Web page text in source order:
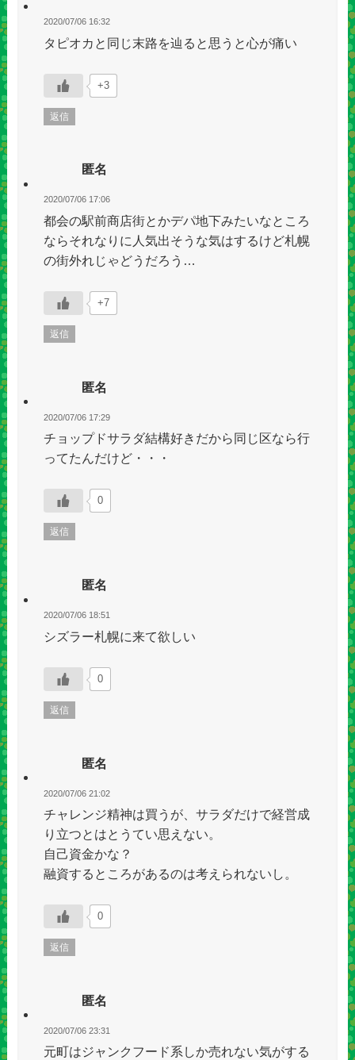
2020/07/06 16:32
タピオカと同じ末路を辿ると思うと心が痛い
+3
返信
匿名
2020/07/06 17:06
都会の駅前商店街とかデパ地下みたいなところ
ならそれなりに人気出そうな気はするけど札幌
の街外れじゃどうだろう…
+7
返信
匿名
2020/07/06 17:29
チョップドサラダ結構好きだから同じ区なら行
ってたんだけど・・・
0
返信
匿名
2020/07/06 18:51
シズラー札幌に来て欲しい
0
返信
匿名
2020/07/06 21:02
チャレンジ精神は買うが、サラダだけで経営成
り立つとはとうてい思えない。
自己資金かな？
融資するところがあるのは考えられないし。
0
返信
匿名
2020/07/06 23:31
元町はジャンクフード系しか売れない気がする